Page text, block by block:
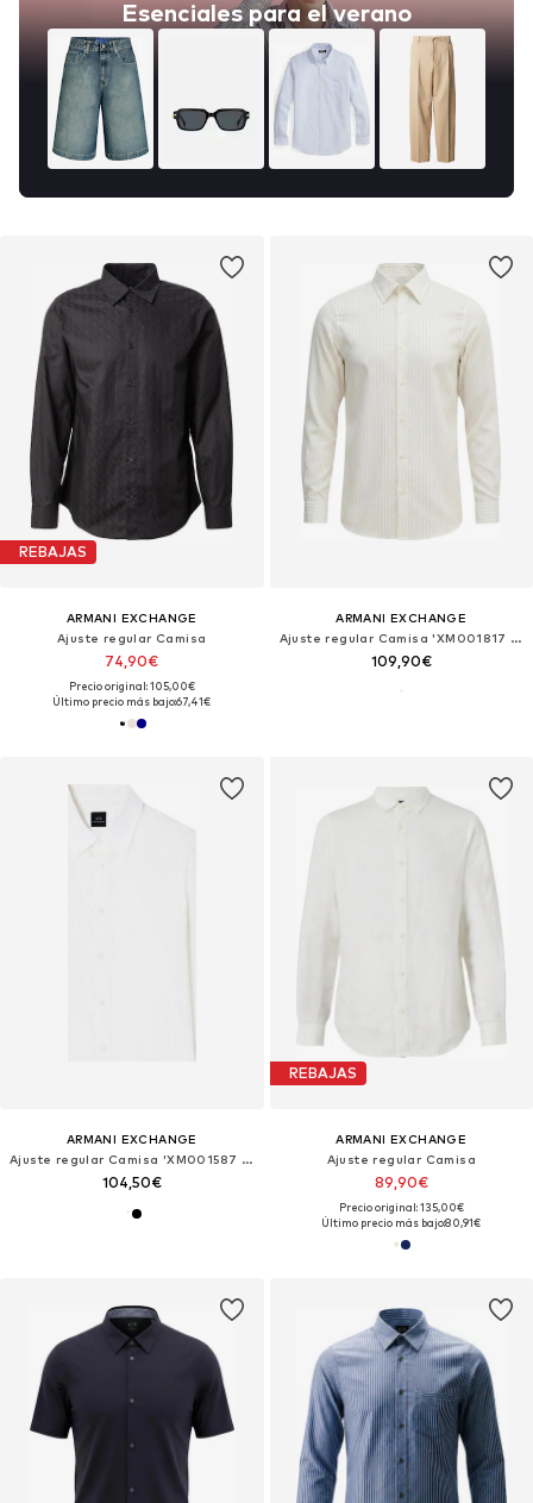
Esenciales para el verano
REBAJAS
ARMANI EXCHANGE
Ajuste regular Camisa
74,90€
Precio original: 105,00€
Último precio más bajo:67,41€
ARMANI EXCHANGE
Ajuste regular Camisa 'XM001817 AF13235'
109,90€
ARMANI EXCHANGE
Ajuste regular Camisa 'XM001587 AF16631'
104,50€
REBAJAS
ARMANI EXCHANGE
Ajuste regular Camisa
89,90€
Precio original: 135,00€
Último precio más bajo:80,91€